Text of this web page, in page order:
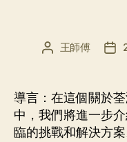
文
者
王師傅
发
期
導言：在這個關於
中，我們將進一步
臨的挑戰和解決方